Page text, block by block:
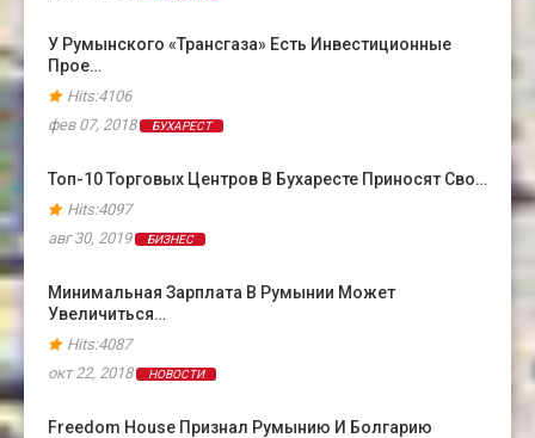
У Румынского «Трансгаза» Есть Инвестиционные
Прое…
Hits:4106
фев 07, 2018
БУХАРЕСТ
Топ-10 Торговых Центров В Бухаресте Приносят Сво…
Hits:4097
авг 30, 2019
БИЗНЕС
Минимальная Зарплата В Румынии Может
Увеличиться…
Hits:4087
окт 22, 2018
НОВОСТИ
Freedom House Признал Румынию И Болгарию